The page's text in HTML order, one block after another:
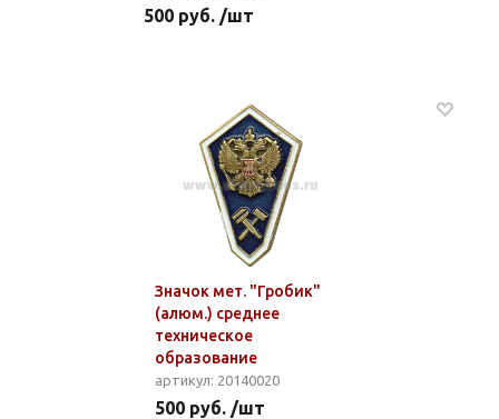
500 руб. /шт
Значок мет. "Гробик"
(алюм.) среднее
техническое
образование
артикул: 20140020
500 руб. /шт